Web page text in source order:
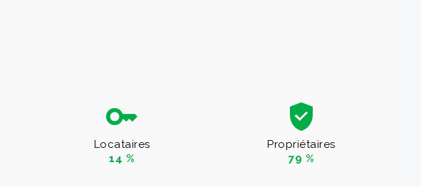
Locataires
14 %
Propriétaires
79 %